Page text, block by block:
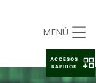
MENÚ
ACCESOS
RAPIDOS